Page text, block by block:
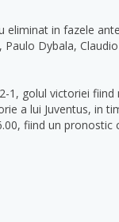
in fazele
Dybala,
1, golul victoriei
a lui Juventus, in
fiind un pronostic